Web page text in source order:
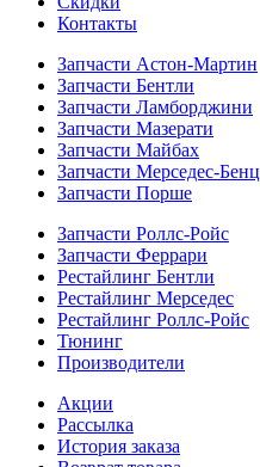
Контакты
Запчасти Астон-Мартин
Запчасти Бентли
Запчасти Ламборджини
Запчасти Мазерати
Запчасти Майбах
Запчасти Мерседес-Бенц
Запчасти Порше
Запчасти Роллс-Ройс
Запчасти Феррари
Рестайлинг Бентли
Рестайлинг Мерседес
Рестайлинг Роллс-Ройс
Тюнинг
Производители
Акции
Рассылка
История заказа